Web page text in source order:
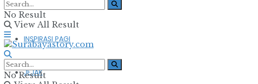
FIKSI & PUISI
INSPIRASI PAGI
JEJAK
No Result
View All Result
No Result